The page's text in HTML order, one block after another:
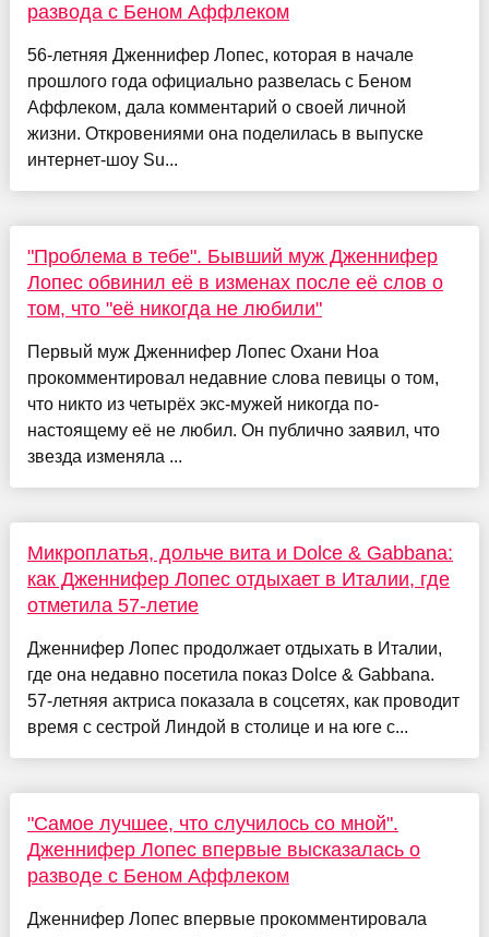
развода с Беном Аффлеком
56-летняя Дженнифер Лопес, которая в начале
прошлого года официально развелась с Беном
Аффлеком, дала комментарий о своей личной
жизни. Откровениями она поделилась в выпуске
интернет-шоу Su...
"Проблема в тебе". Бывший муж Дженнифер
Лопес обвинил её в изменах после её слов о
том, что "её никогда не любили"
Первый муж Дженнифер Лопес Охани Ноа
прокомментировал недавние слова певицы о том,
что никто из четырёх экс-мужей никогда по-
настоящему её не любил. Он публично заявил, что
звезда изменяла ...
Микроплатья, дольче вита и Dolce & Gabbana:
как Дженнифер Лопес отдыхает в Италии, где
отметила 57-летие
Дженнифер Лопес продолжает отдыхать в Италии,
где она недавно посетила показ Dolce & Gabbana.
57-летняя актриса показала в соцсетях, как проводит
время с сестрой Линдой в столице и на юге с...
"Самое лучшее, что случилось со мной".
Дженнифер Лопес впервые высказалась о
разводе с Беном Аффлеком
Дженнифер Лопес впервые прокомментировала